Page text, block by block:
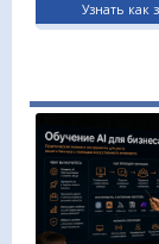
Узнать как